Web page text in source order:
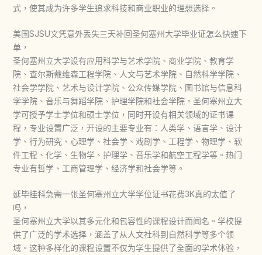
式，使其成为许多学生追求科技和商业职业的理想选择。
美国SJSU文凭意外丢失三天补回圣何塞州大学毕业证怎么快速下
单，
圣何塞州立大学设有应用科学与艺术学院、商业学院、教育学
院、查尔斯戴维森工程学院、人文与艺术学院、自然科学学院、
社会学学院、艺术与设计学院、公众传媒学院、图书馆与信息科
学学院、音乐与舞蹈学院、护理学院和社会学院。圣何塞州立大
学可授予学士学位和硕士学位，同时开设有相关领域的证书课
程，专业设置广泛，开设的主要专业有：人类学、语言学、设计
学、行为研究、心理学、社会学、戏剧学、工程学、物理学、软
件工程、化学、生物学、护理学、音乐学和航空工程学等。热门
专业有哲学、工商管理学、经济学和社会学等。
延毕挂科急需一张圣何塞州立大学学位证书花费3K真的太值了
吗，
圣何塞州立大学以其多元化和包容性的课程设计而闻名。学校提
供了广泛的学术选择，涵盖了从人文社科到自然科学等多个领
域。这种多样化的课程设置不仅为学生提供了全面的学术体验，